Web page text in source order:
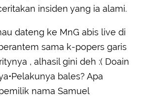
insiden yang ia alami.
dateng ke MnG abis live di
sama k-popers garis
, alhasil gini deh :( Doain
bales? Apa
nama Samuel